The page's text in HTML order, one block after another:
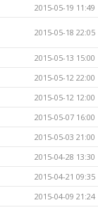
2015-05-19 11:49
2015-05-18 22:05
2015-05-13 15:00
2015-05-12 22:00
2015-05-12 12:00
2015-05-07 16:00
2015-05-03 21:00
2015-04-28 13:30
2015-04-21 09:35
2015-04-09 21:24